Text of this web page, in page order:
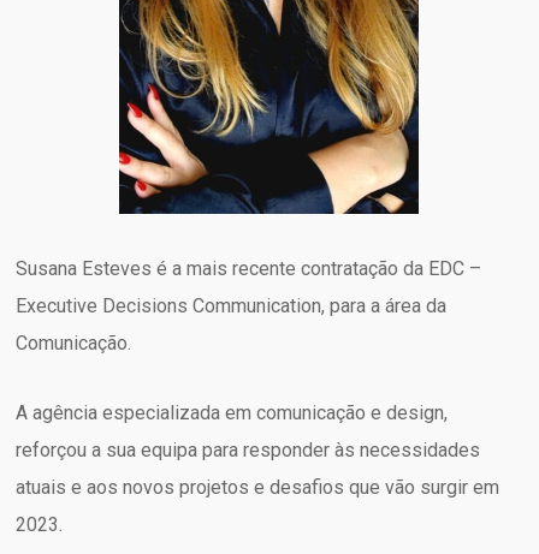
Susana Esteves é a mais recente contratação da EDC –
Executive Decisions Communication, para a área da
Comunicação.
A agência especializada em comunicação e design,
reforçou a sua equipa para responder às necessidades
atuais e aos novos projetos e desafios que vão surgir em
2023.